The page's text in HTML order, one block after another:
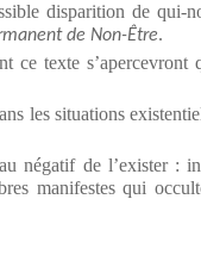
disparition de qui-
de Non-Être.
texte s’apercevront
les situations
négatif de l’exister :
manifestes qui